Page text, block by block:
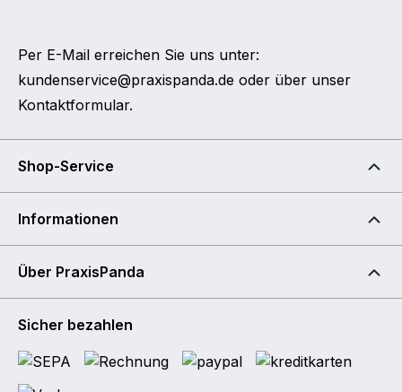
Per E-Mail erreichen Sie uns unter:
kundenservice@praxispanda.de oder über unser
Kontaktformular.
Shop-Service
Informationen
Über PraxisPanda
Sicher bezahlen